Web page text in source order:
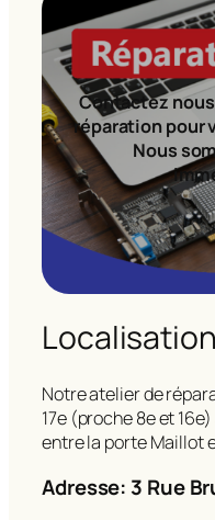
Contactez
réparation pour
Nous
Notre atelier de
17e (proche 8e et
entre la porte Maillot
Adresse: 3 Rue